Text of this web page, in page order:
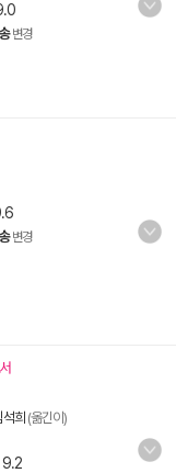
변경
변경
석희 (옮긴이)
9.2